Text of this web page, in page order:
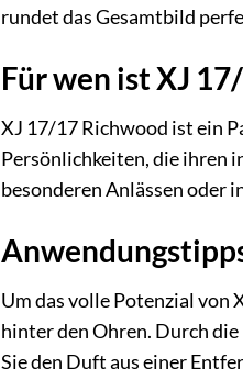
rundet das Gesamtbild
Für wen ist XJ
XJ 17/17 Richwood ist ein
Persönlichkeiten, die ihren
besonderen Anlässen oder
Um das volle Potenzial von
hinter den Ohren. Durch
Sie den Duft aus einer